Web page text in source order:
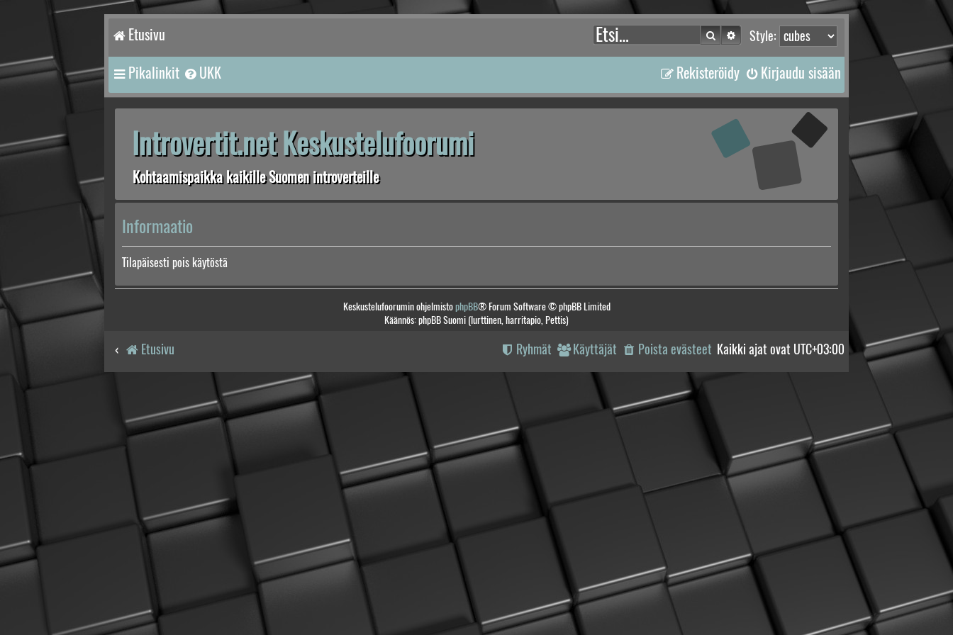
Etusivu Style:
Etsi Tarkennettu haku
Pikalinkit UKK Kirjaudu sisään
Rekisteröidy
Introvertit.net Keskustelufoorumi
Kohtaamispaikka kaikille Suomen introverteille
Informaatio
Tilapäisesti pois käytöstä
Keskustelufoorumin ohjelmistophpBB® Forum Software © phpBB Limited
Käännös: phpBB Suomi (lurttinen, harritapio, Pettis)
Etusivu Kaikki ajat ovat UTC+03:00
Poista evästeet
Käyttäjät
Ryhmät